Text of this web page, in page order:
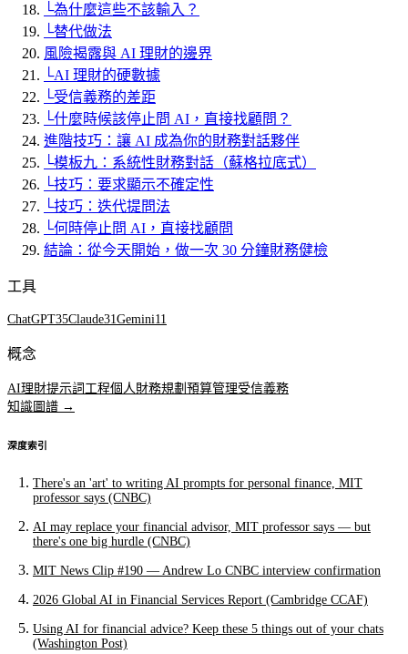
└為什麼這些不該輸入？
└替代做法
風險揭露與 AI 理財的邊界
└AI 理財的硬數據
└受信義務的差距
└什麼時候該停止問 AI，直接找顧問？
進階技巧：讓 AI 成為你的財務對話夥伴
└模板九：系統性財務對話（蘇格拉底式）
└技巧：要求顯示不確定性
└技巧：迭代提問法
└何時停止問 AI，直接找顧問
結論：從今天開始，做一次 30 分鐘財務健檢
工具
ChatGPT35Claude31Gemini11
概念
AI理財提示詞工程個人財務規劃 預算管理受信義務
知識圖譜 →
深度索引
There's an 'art' to writing AI prompts for personal finance, MIT
professor says (CNBC)
AI may replace your financial advisor, MIT professor says — but
there's one big hurdle (CNBC)
MIT News Clip #190 — Andrew Lo CNBC interview confirmation
2026 Global AI in Financial Services Report (Cambridge CCAF)
Using AI for financial advice? Keep these 5 things out of your chats
(Washington Post)